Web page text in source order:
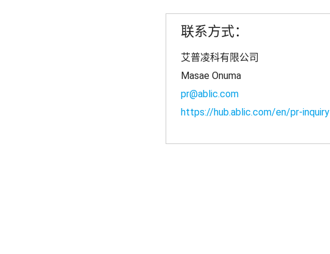
联系方式：
艾普凌科有限公司
Masae Onuma
pr@ablic.com
https://hub.ablic.com/en/pr-inquiry